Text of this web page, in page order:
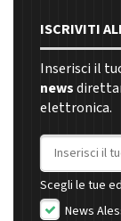
ISCRIVITI
Inserisci il
news
elettronica.
Indirizzo
Scegli le tue
News